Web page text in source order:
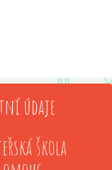
údaje
škola